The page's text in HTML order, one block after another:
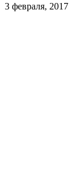
3 февраля, 2017